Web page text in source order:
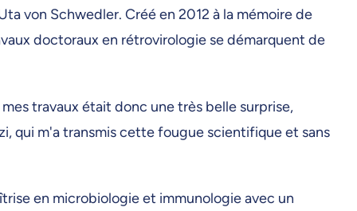
von Schwedler. Créé en 2012 à la mémoire de
doctoraux en rétrovirologie se démarquent de
travaux était donc une très belle surprise,
qui m'a transmis cette fougue scientifique et sans
en microbiologie et immunologie avec un